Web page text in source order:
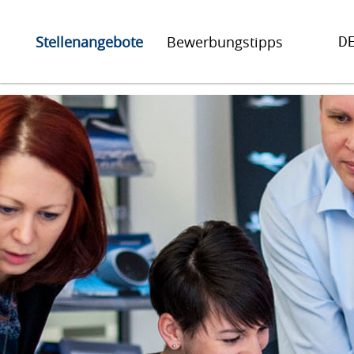
Stellenangebote Bewerbungstipps